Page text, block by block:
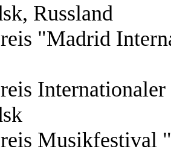
Russland
"Madrid
Musikfestival